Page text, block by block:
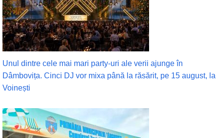
Unul dintre cele mai mari party-uri ale verii ajunge în
Dâmbovița. Cinci DJ vor mixa până la răsărit, pe 15 august, la
Voinești